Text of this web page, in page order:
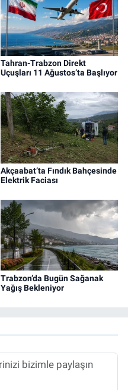
Tahran-Trabzon Direkt
Uçuşları 11 Ağustos’ta Başlıyor
Akçaabat’ta Fındık Bahçesinde
Elektrik Faciası
Trabzon’da Bugün Sağanak
Yağış Bekleniyor